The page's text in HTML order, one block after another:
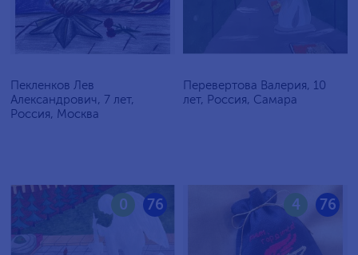
Пекленков Лев
Александрович, 7 лет,
Россия, Москва
Перевертова Валерия, 10
лет, Россия, Самара
76
0 76
4